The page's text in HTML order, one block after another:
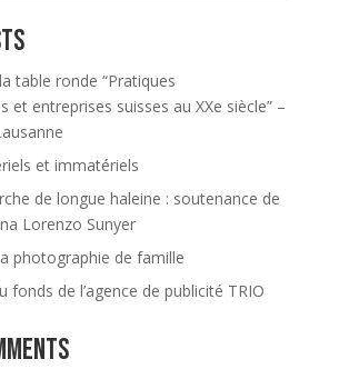
table ronde “Pratiques
et entreprises suisses au XXe siècle” –
et immatériels
de longue haleine : soutenance de
Lorenzo Sunyer
photographie de famille
fonds de l’agence de publicité TRIO